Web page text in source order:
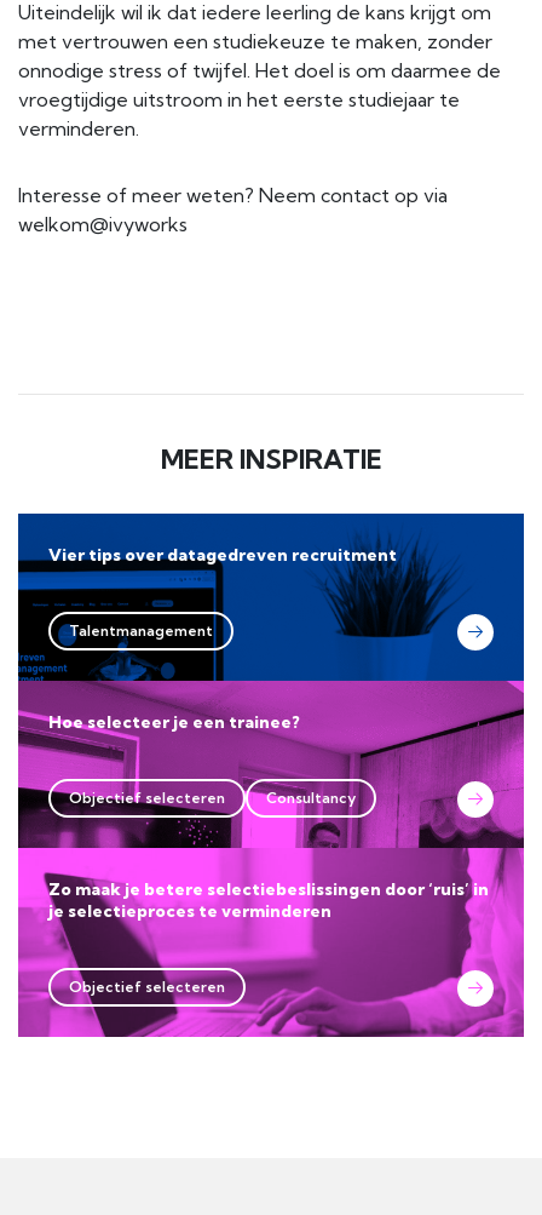
Uiteindelijk wil ik dat iedere leerling de kans krijgt om
met vertrouwen een studiekeuze te maken, zonder
onnodige stress of twijfel. Het doel is om daarmee de
vroegtijdige uitstroom in het eerste studiejaar te
verminderen.
Interesse of meer weten? Neem contact op via
welkom@ivyworks
MEER INSPIRATIE
Vier tips over datagedreven recruitment
Talentmanagement
Hoe selecteer je een trainee?
Objectief selecteren Consultancy
Zo maak je betere selectiebeslissingen door ‘ruis’ in
je selectieproces te verminderen
Objectief selecteren